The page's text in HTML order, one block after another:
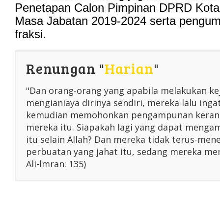
Penetapan Calon Pimpinan DPRD
Masa Jabatan 2019-2024 serta
fraksi.
Renungan "Harian"
"Dan orang-orang yang apabila melakukan
mengianiaya dirinya sendiri, mereka lalu
kemudian memohonkan pengampunan
mereka itu. Siapakah lagi yang dapat
itu selain Allah? Dan mereka tidak terus-
perbuatan yang jahat itu, sedang mereka
Ali-lmran: 135)